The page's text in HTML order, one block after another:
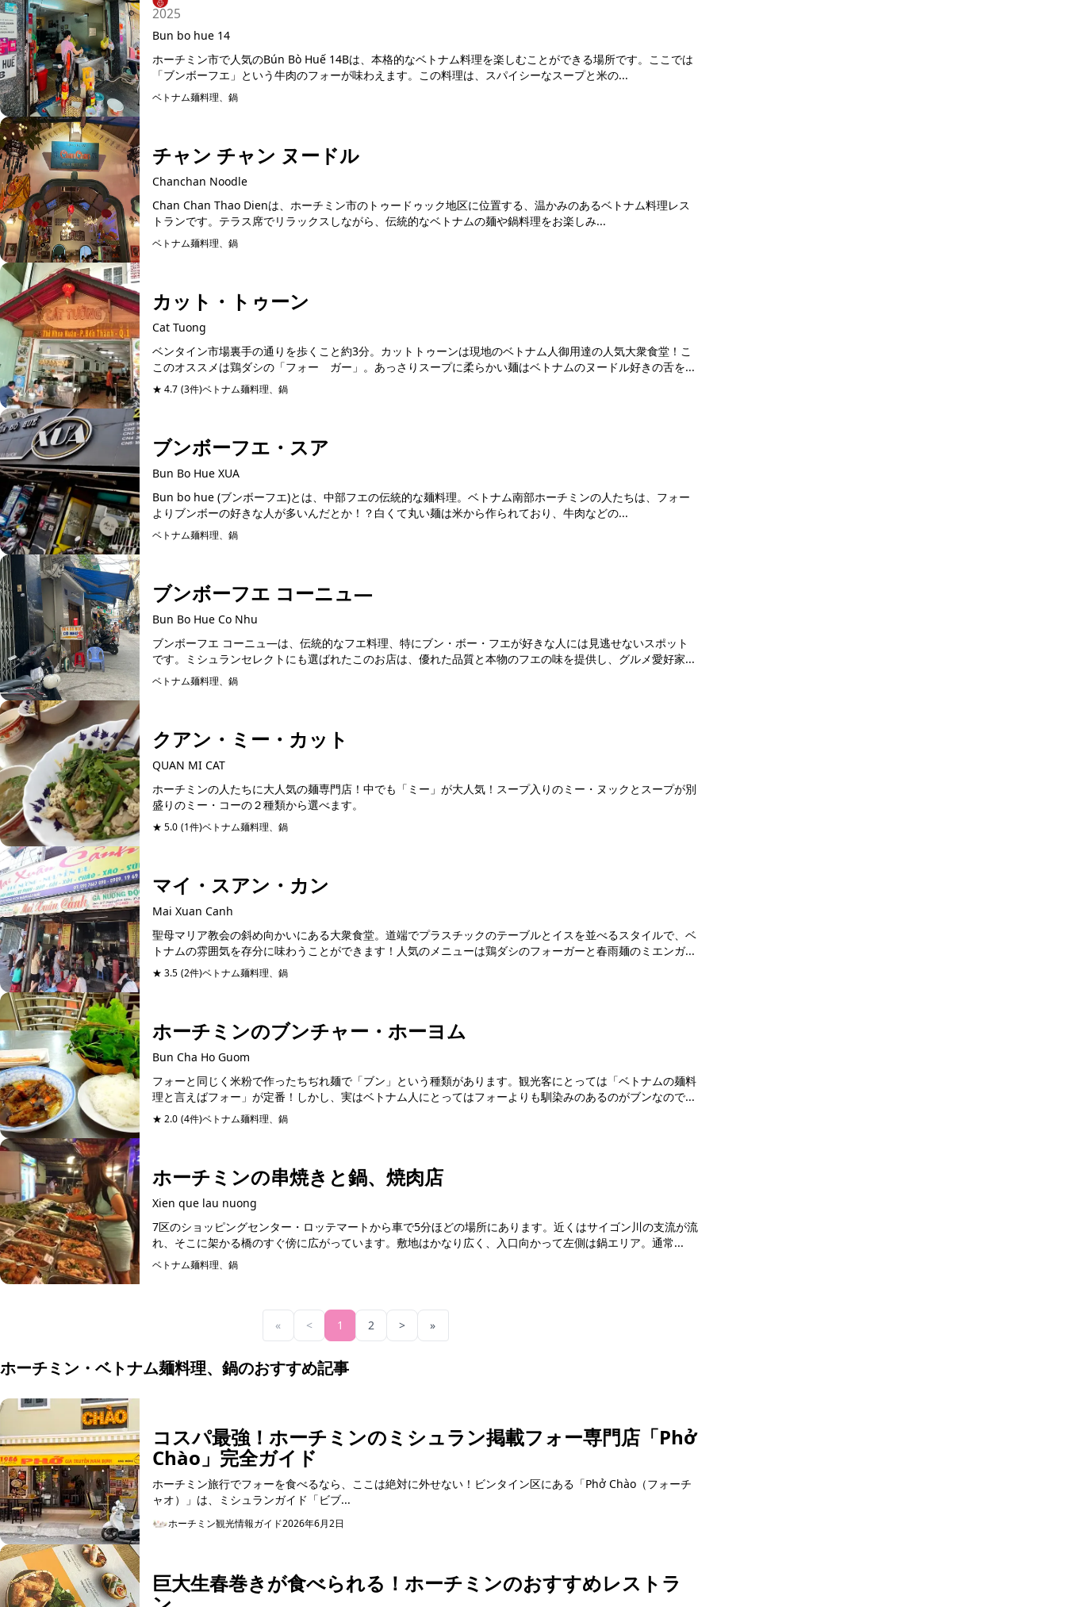
2025
Bun bo hue 14
ホーチミン市で人気のBún Bò Huế 14Bは、本格的なベトナム料理を楽しむことができる場所です。ここでは
「ブンボーフエ」という牛肉のフォーが味わえます。この料理は、スパイシーなスープと米の...
ベトナム麺料理、鍋
チャン チャン ヌードル
Chanchan Noodle
Chan Chan Thao Dienは、ホーチミン市のトゥードゥック地区に位置する、温かみのあるベトナム料理レス
トランです。テラス席でリラックスしながら、伝統的なベトナムの麺や鍋料理をお楽しみ...
ベトナム麺料理、鍋
カット・トゥーン
Cat Tuong
ベンタイン市場裏手の通りを歩くこと約3分。カットトゥーンは現地のベトナム人御用達の人気大衆食堂！こ
このオススメは鶏ダシの「フォー ガー」。あっさりスープに柔らかい麺はベトナムのヌードル好きの舌を...
★ 4.7 (3件)ベトナム麺料理、鍋
ブンボーフエ・スア
Bun Bo Hue XUA
Bun bo hue (ブンボーフエ)とは、中部フエの伝統的な麺料理。ベトナム南部ホーチミンの人たちは、フォー
よりブンボーの好きな人が多いんだとか！？白くて丸い麺は米から作られており、牛肉などの...
ベトナム麺料理、鍋
ブンボーフエ コーニュ―
Bun Bo Hue Co Nhu
ブンボーフエ コーニュ―は、伝統的なフエ料理、特にブン・ボー・フエが好きな人には見逃せないスポット
です。ミシュランセレクトにも選ばれたこのお店は、優れた品質と本物のフエの味を提供し、グルメ愛好家...
ベトナム麺料理、鍋
クアン・ミー・カット
QUAN MI CAT
ホーチミンの人たちに大人気の麺専門店！中でも「ミー」が大人気！スープ入りのミー・ヌックとスープが別
盛りのミー・コーの２種類から選べます。
★ 5.0 (1件)ベトナム麺料理、鍋
マイ・スアン・カン
Mai Xuan Canh
聖母マリア教会の斜め向かいにある大衆食堂。道端でプラスチックのテーブルとイスを並べるスタイルで、ベ
トナムの雰囲気を存分に味わうことができます！人気のメニューは鶏ダシのフォーガーと春雨麺のミエンガ...
★ 3.5 (2件)ベトナム麺料理、鍋
ホーチミンのブンチャー・ホーヨム
Bun Cha Ho Guom
フォーと同じく米粉で作ったちぢれ麺で「ブン」という種類があります。観光客にとっては「ベトナムの麺料
理と言えばフォー」が定番！しかし、実はベトナム人にとってはフォーよりも馴染みのあるのがブンなので...
★ 2.0 (4件)ベトナム麺料理、鍋
ホーチミンの串焼きと鍋、焼肉店
Xien que lau nuong
7区のショッピングセンター・ロッテマートから車で5分ほどの場所にあります。近くはサイゴン川の支流が流
れ、そこに架かる橋のすぐ傍に広がっています。敷地はかなり広く、入口向かって左側は鍋エリア。通常...
ベトナム麺料理、鍋
« < 1 2 > »
ホーチミン・ベトナム麺料理、鍋のおすすめ記事
コスパ最強！ホーチミンのミシュラン掲載フォー専門店「Phở
Chào」完全ガイド
ホーチミン旅行でフォーを食べるなら、ここは絶対に外せない！ビンタイン区にある「Phở Chào（フォーチ
ャオ）」は、ミシュランガイド「ビブ...
ホーチミン観光情報ガイド2026年6月2日
巨大生春巻きが食べられる！ホーチミンのおすすめレストラ